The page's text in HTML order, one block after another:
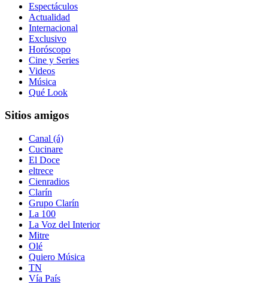
Espectáculos
Actualidad
Internacional
Exclusivo
Horóscopo
Cine y Series
Videos
Música
Qué Look
Sitios amigos
Canal (á)
Cucinare
El Doce
eltrece
Cienradios
Clarín
Grupo Clarín
La 100
La Voz del Interior
Mitre
Olé
Quiero Música
TN
Vía País